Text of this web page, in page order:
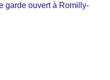
garde ouvert à Romilly-